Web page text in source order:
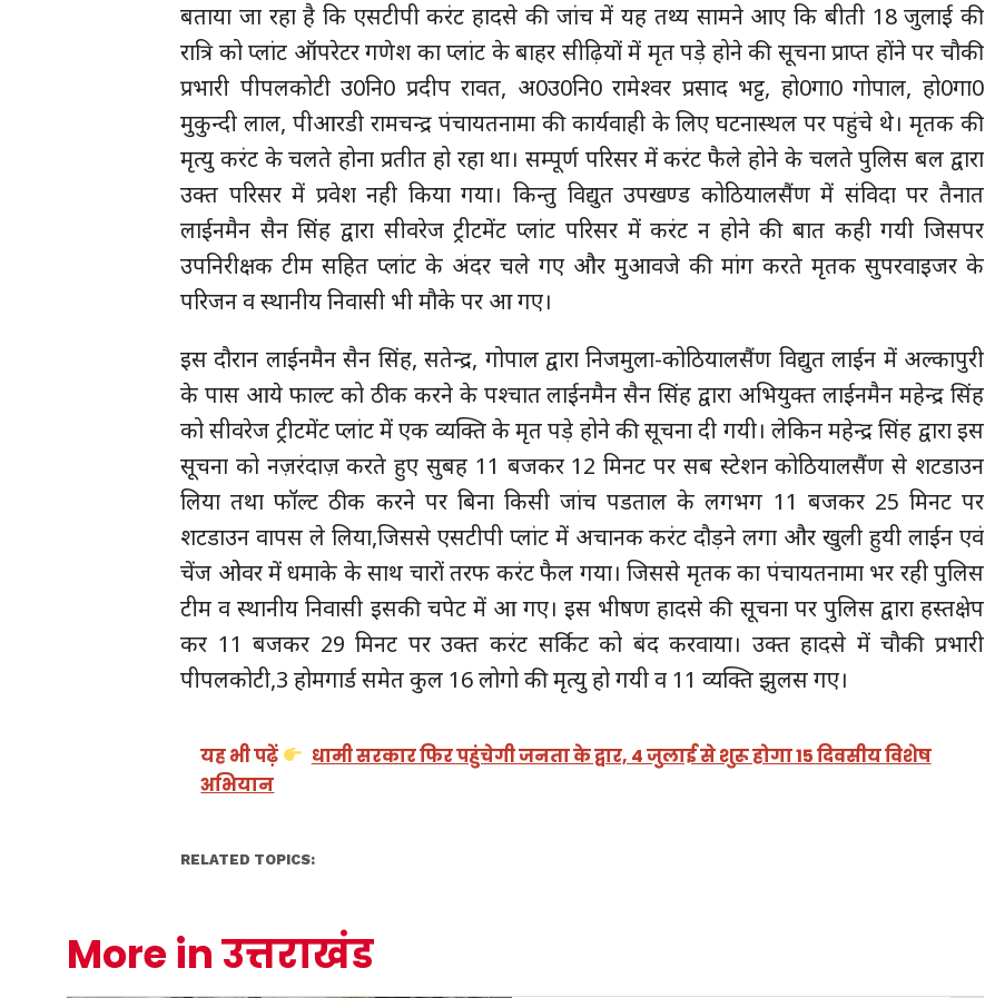
बताया जा रहा है कि एसटीपी करंट हादसे की जांच में यह तथ्य सामने आए कि बीती 18 जुलाई की
रात्रि को प्लांट ऑपरेटर गणेश का प्लांट के बाहर सीढ़ियों में मृत पड़े होने की सूचना प्राप्त होंने पर चौकी
प्रभारी पीपलकोटी उ0नि0 प्रदीप रावत, अ0उ0नि0 रामेश्वर प्रसाद भट्ट, हो0गा0 गोपाल, हो0गा0
मुकुन्दी लाल, पीआरडी रामचन्द्र पंचायतनामा की कार्यवाही के लिए घटनास्थल पर पहुंचे थे। मृतक की
मृत्यु करंट के चलते होना प्रतीत हो रहा था। सम्पूर्ण परिसर में करंट फैले होने के चलते पुलिस बल द्वारा
उक्त परिसर में प्रवेश नही किया गया। किन्तु विद्युत उपखण्ड कोठियालसैंण में संविदा पर तैनात
लाईनमैन सैन सिंह द्वारा सीवरेज ट्रीटमेंट प्लांट परिसर में करंट न होने की बात कही गयी जिसपर
उपनिरीक्षक टीम सहित प्लांट के अंदर चले गए और मुआवजे की मांग करते मृतक सुपरवाइजर के
परिजन व स्थानीय निवासी भी मौके पर आ गए।
इस दौरान लाईनमैन सैन सिंह, सतेन्द्र, गोपाल द्वारा निजमुला-कोठियालसैंण विद्युत लाईन में अल्कापुरी
के पास आये फाल्ट को ठीक करने के पश्चात लाईनमैन सैन सिंह द्वारा अभियुक्त लाईनमैन महेन्द्र सिंह
को सीवरेज ट्रीटमेंट प्लांट में एक व्यक्ति के मृत पड़े होने की सूचना दी गयी। लेकिन महेन्द्र सिंह द्वारा इस
सूचना को नज़रंदाज़ करते हुए सुबह 11 बजकर 12 मिनट पर सब स्टेशन कोठियालसैंण से शटडाउन
लिया तथा फॉल्ट ठीक करने पर बिना किसी जांच पडताल के लगभग 11 बजकर 25 मिनट पर
शटडाउन वापस ले लिया,जिससे एसटीपी प्लांट में अचानक करंट दौड़ने लगा और खुली हुयी लाईन एवं
चेंज ओवर में धमाके के साथ चारों तरफ करंट फैल गया। जिससे मृतक का पंचायतनामा भर रही पुलिस
टीम व स्थानीय निवासी इसकी चपेट में आ गए। इस भीषण हादसे की सूचना पर पुलिस द्वारा हस्तक्षेप
कर 11 बजकर 29 मिनट पर उक्त करंट सर्किट को बंद करवाया। उक्त हादसे में चौकी प्रभारी
पीपलकोटी,3 होमगार्ड समेत कुल 16 लोगो की मृत्यु हो गयी व 11 व्यक्ति झुलस गए।
यह भी पढ़ें
धामी सरकार फिर पहुंचेगी जनता के द्वार, 4 जुलाई से शुरू होगा 15 दिवसीय विशेष
अभियान
RELATED TOPICS:
More in उत्तराखंड